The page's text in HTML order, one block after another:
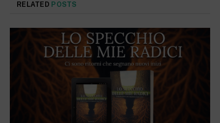
RELATED POSTS